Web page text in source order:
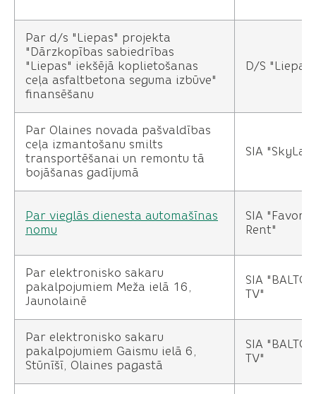
Par d/s "Liepas" projekta
"Dārzkopības sabiedrības
"Liepas" iekšējā koplietošanas
ceļa asfaltbetona seguma izbūve"
finansēšanu
D/S "Liepas"
Par Olaines novada pašvaldības
ceļa izmantošanu smilts
transportēšanai un remontu tā
bojāšanas gadījumā
SIA
Par vieglās dienesta automašīnas
nomu
SIA "Favorit
Rent"
Par elektronisko sakaru
pakalpojumiem Meža ielā 16,
Jaunolainē
SIA
TV"
Par elektronisko sakaru
pakalpojumiem Gaismu ielā 6,
Stūnīšī, Olaines pagastā
SIA
TV"